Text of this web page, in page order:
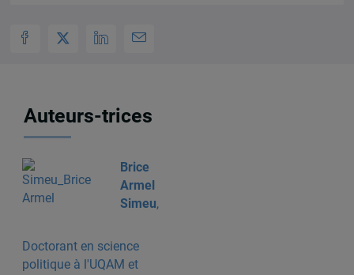
Auteurs-trices
Brice
Armel
Simeu,
Doctorant en science
politique à l'UQAM et